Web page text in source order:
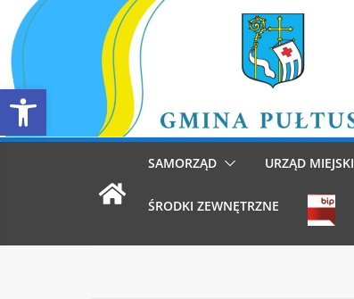
Otwórz pasek narzędzi
Przejdź
do
treści
SAMORZĄD URZĄD MIEJSKI
ŚRODKI ZEWNĘTRZNE